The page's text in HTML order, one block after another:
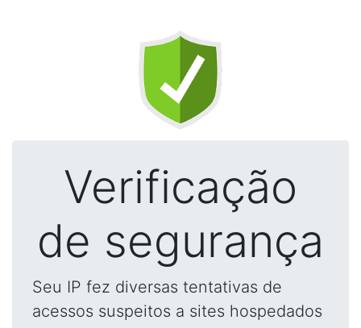
Verificação
de segurança
Seu IP fez diversas tentativas de
acessos suspeitos a sites hospedados